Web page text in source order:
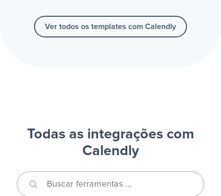
Ver todos os templates com Calendly
Todas as integrações com
Calendly